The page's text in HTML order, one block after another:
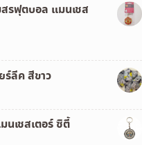
รฟุตบอล แมนเชส
ลีค สีขาว
เชสเตอร์ ซิตี้